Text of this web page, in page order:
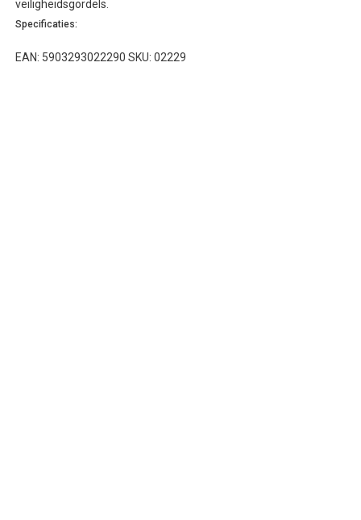
veiligheidsgordels.
Specificaties:
EAN: 5903293022290 SKU: 02229